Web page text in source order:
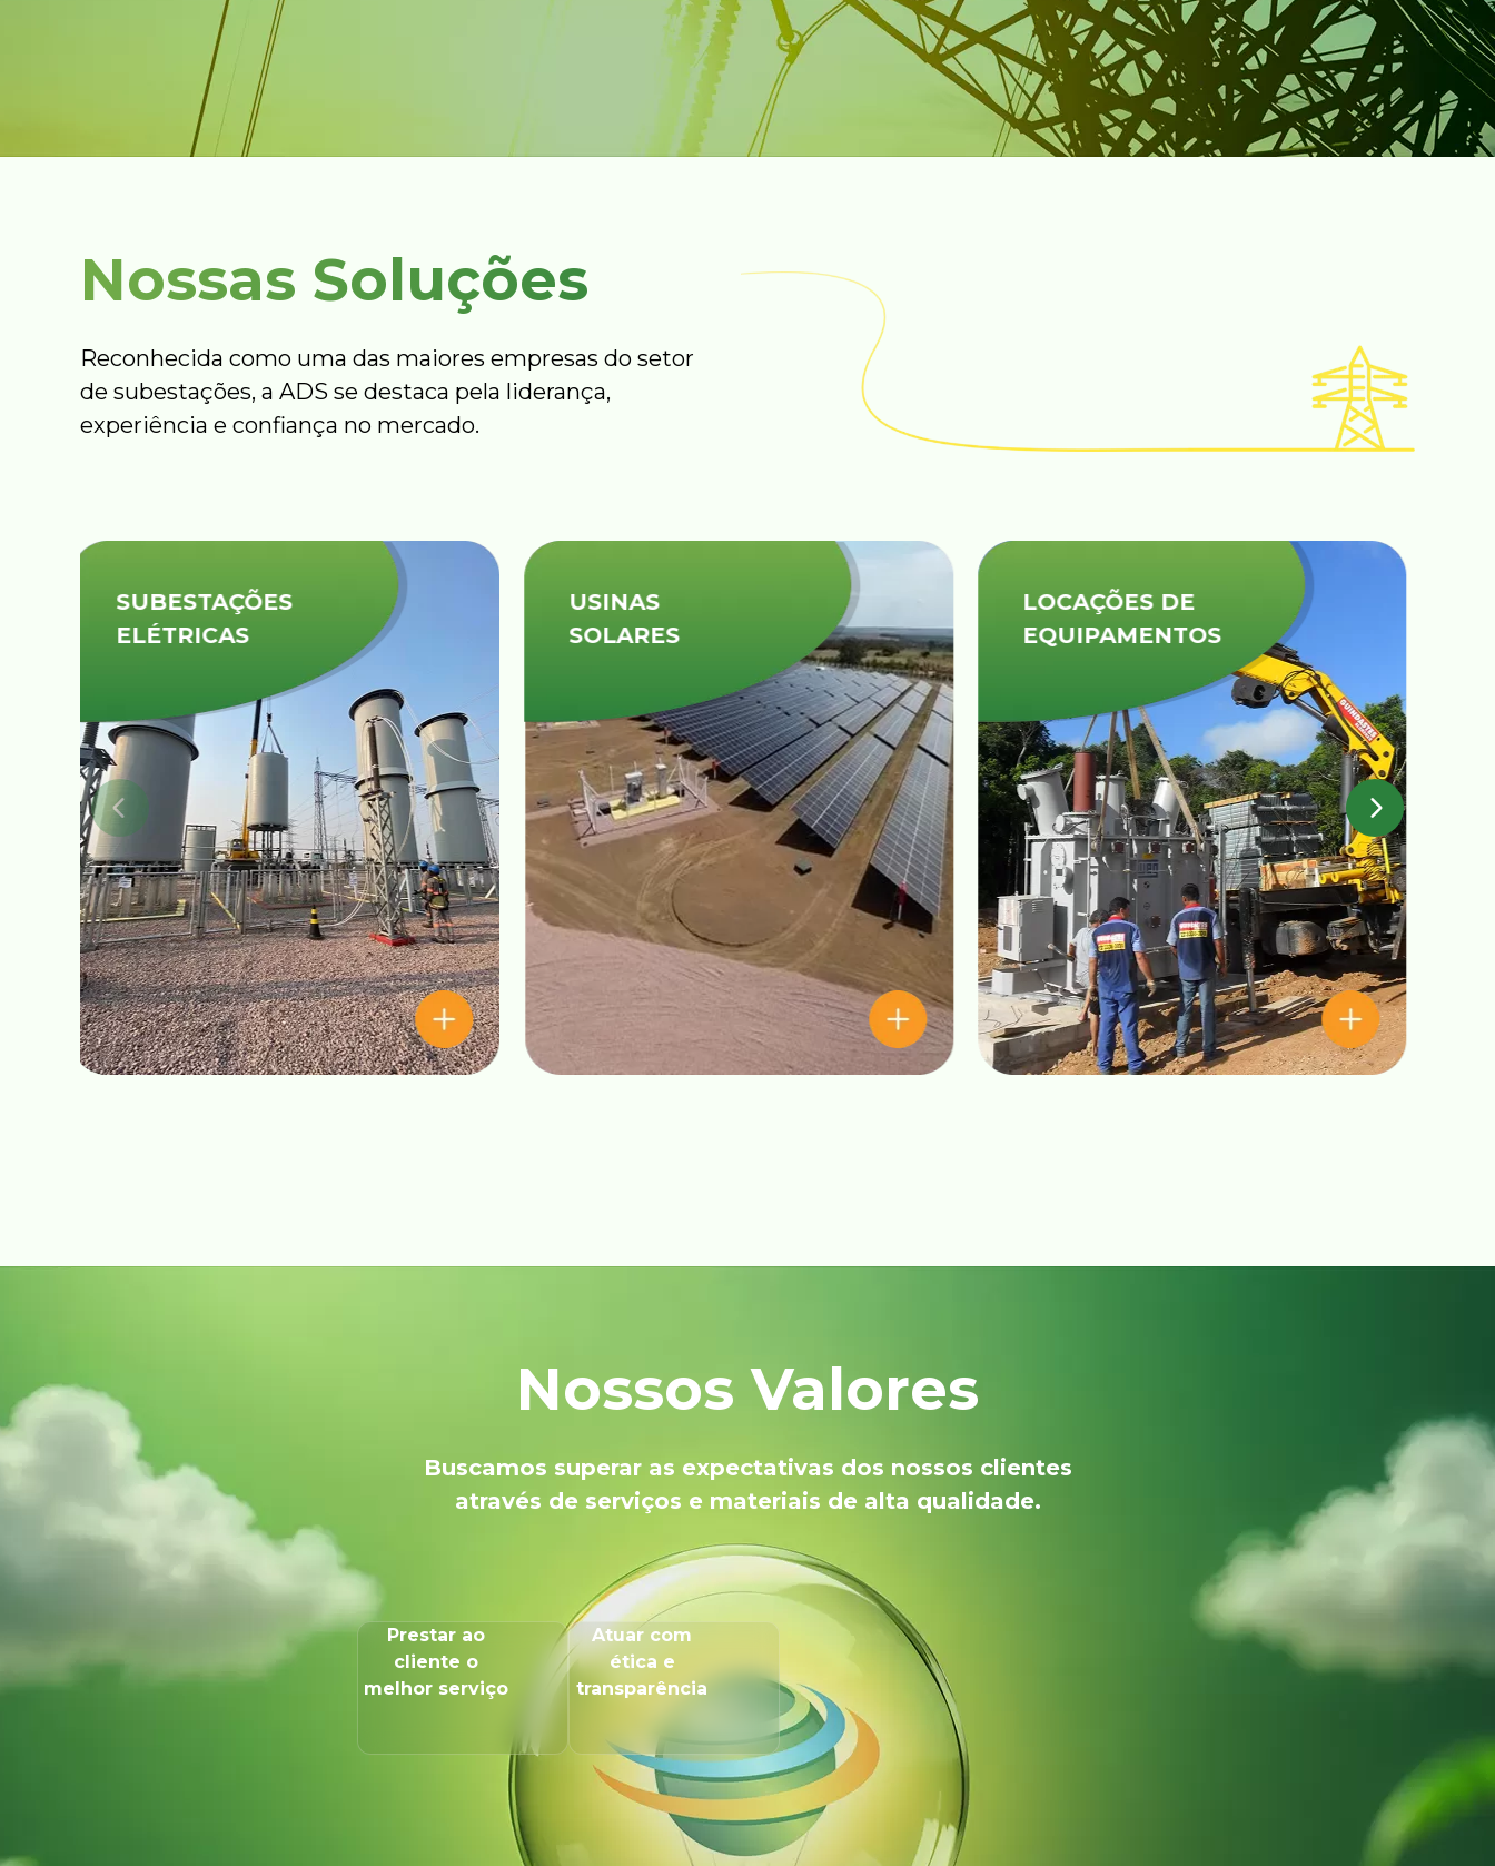
Nossas Soluções
Reconhecida como uma das maiores empresas do setor
de subestações, a ADS se destaca pela liderança,
experiência e confiança no mercado.
USINAS
SOLARES
LOCAÇÕES DE
EQUIPAMENTOS
COMISSIONAMENTO/
SPCS
Nossos Valores
Buscamos superar as expectativas dos nossos clientes
através de serviços e materiais de alta qualidade.
Prestar ao
cliente o
melhor serviço
Atuar com
ética e
transparência